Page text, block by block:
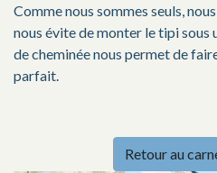
Comme nous sommes seuls,
nous évite de monter le tipi sous
de cheminée nous permet de
parfait.
Retour au